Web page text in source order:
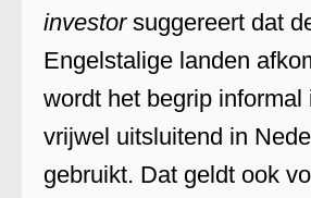
investorsuggereert dat
Engelstalige landen
wordt het begrip informal
vrijwel uitsluitend in
gebruikt. Dat geldt ook